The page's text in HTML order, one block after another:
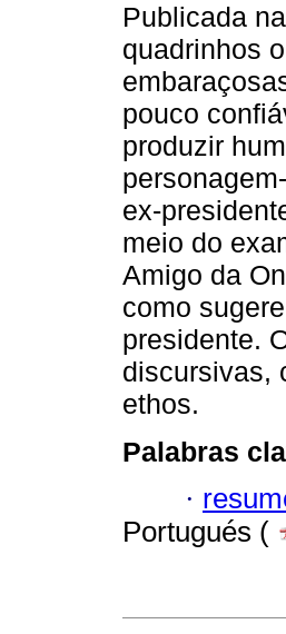
Publicada
quadrinhos
pouco
produzir
ex-
meio do
Amigo da
como
presidente.
discursivas,
ethos.
Palabras
·
Portugués (